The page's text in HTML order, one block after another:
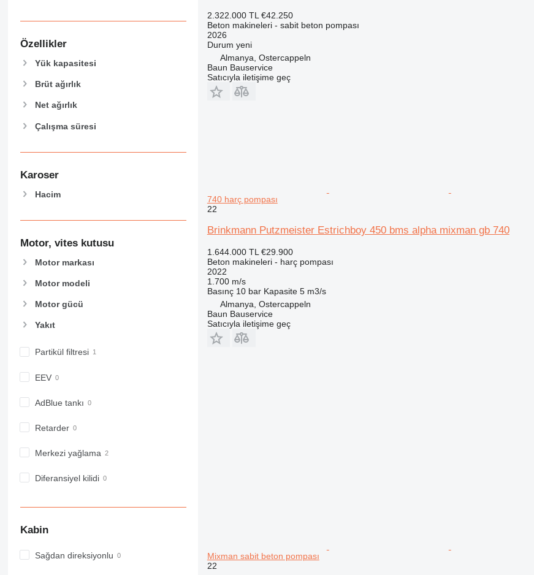
Özellikler
Yük kapasitesi
Brüt ağırlık
Net ağırlık
Çalışma süresi
Karoser
Hacim
Motor, vites kutusu
Motor markası
Motor modeli
Motor gücü
Yakıt
Partikül filtresi
EEV
AdBlue tankı
Retarder
Merkezi yağlama
Diferansiyel kilidi
Kabin
Sağdan direksiyonlu
2.322.000 TL €42.250
Beton makineleri - sabit beton pompası
2026
Durum yeni
Almanya, Ostercappeln
Baun Bauservice
Satıcıyla iletişime geç
740 harç pompası
22
Brinkmann Putzmeister Estrichboy 450 bms alpha mixman gb 740
1.644.000 TL €29.900
Beton makineleri - harç pompası
2022
1.700 m/s
Basınç 10 bar Kapasite 5 m3/s
Almanya, Ostercappeln
Baun Bauservice
Satıcıyla iletişime geç
Mixman sabit beton pompası
22